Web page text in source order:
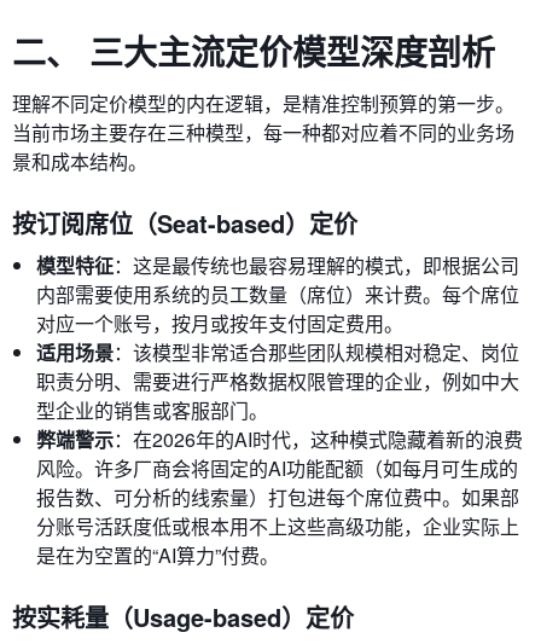
二、 三大主流定价模型深度剖析
理解不同定价模型的内在逻辑，是精准控制预算的第一步。
当前市场主要存在三种模型，每一种都对应着不同的业务场
景和成本结构。
按订阅席位（Seat-based）定价
模型特征：这是最传统也最容易理解的模式，即根据公司
内部需要使用系统的员工数量（席位）来计费。每个席位
对应一个账号，按月或按年支付固定费用。
适用场景：该模型非常适合那些团队规模相对稳定、岗位
职责分明、需要进行严格数据权限管理的企业，例如中大
型企业的销售或客服部门。
弊端警示：在2026年的AI时代，这种模式隐藏着新的浪费
风险。许多厂商会将固定的AI功能配额（如每月可生成的
报告数、可分析的线索量）打包进每个席位费中。如果部
分账号活跃度低或根本用不上这些高级功能，企业实际上
是在为空置的“AI算力”付费。
按实耗量（Usage-based）定价